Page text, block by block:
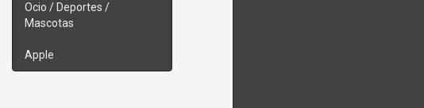
Ocio / Deportes /
Mascotas
Apple